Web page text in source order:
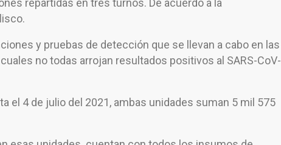
repartidas en tres turnos. De acuerdo a la
y pruebas de detección que se llevan a cabo en las
no todas arrojan resultados positivos al SARS-CoV-
el 4 de julio del 2021, ambas unidades suman 5 mil 575